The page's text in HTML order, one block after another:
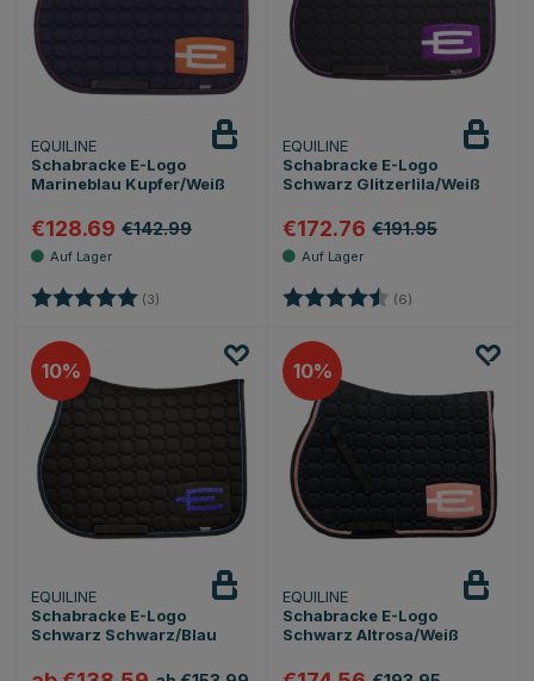
EQUILINE
Schabracke E-Logo
Marineblau Kupfer/Weiß
€128.69 €142.99
Bewertung: (3)
EQUILINE
Schabracke E-Logo
Schwarz Glitzerlila/Weiß
€172.76 €191.95
Bewertung: (6)
10
EQUILINE
Schabracke E-Logo
Schwarz Schwarz/Blau
10
EQUILINE
Schabracke E-Logo
Schwarz Altrosa/Weiß